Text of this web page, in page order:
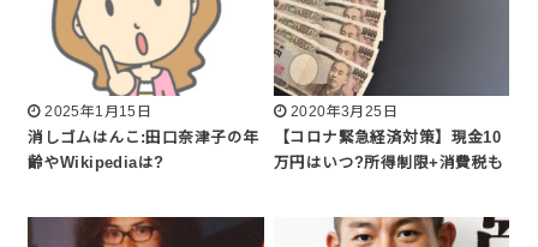
2025年1月15日
消しゴムはんこ:田口奈津子の年
齢やWikipediaは?
2020年3月25日
【コロナ緊急経済対策】現金10
万円はいつ?所得制限+消費税も